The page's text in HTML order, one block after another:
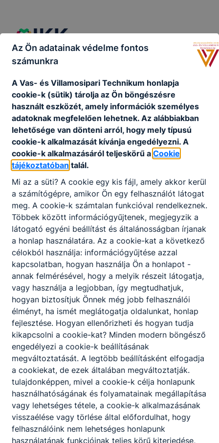
Soproni
Az Ön adatainak védelme fontos
számunkra
A Vas- és Villamosipari Technikum honlapja
cookie-k (sütik) tárolja az Ön böngészésre
használt eszközét, amely információk személyes
adatoknak megfelelően lehetnek. Az alábbiakban
lehetősége van dönteni arról, hogy mely típusú
cookie-k alkalmazását kívánja engedélyezni. A
cookie-k alkalmazásáról teljeskörű a Cookie
tájékoztatóban talál.
Mi az a süti? A cookie egy kis fájl, amely akkor kerül
a számítógépre, amikor Ön egy felhasználót látogat
meg. A cookie-k számtalan funkcióval rendelkeznek.
Többek között információgyűjtenek, megjegyzik a
látogató egyéni beállítást és általánosságban írjanak
a honlap használatára. Az a cookie-kat a következő
célokból használja: információgyűjtése azzal
kapcsolatban, hogyan használja Ön a honlapot -
annak felmérésével, hogy a melyik részeit látogatja,
vagy használja a legjobban, így megtudhatjuk,
hogyan biztosítjuk Önnek még jobb felhasználói
élményt, ha ismét meglátogatja oldalunkat, honlap
fejlesztése. Hogyan ellenőrizheti és hogyan tudja
kikapcsolni a cookie-kat? Minden modern böngésző
engedélyezi a cookie-k beállításának
megváltoztatását. A legtöbb beállításként elfogadja
a cookiekat, de ezek általában megváltoztatják.
tulajdonképpen, mivel a cookie-k célja honlapunk
használhatóságának és folyamatainak megállapítása
vagy lehetséges tétele, a cookie-k alkalmazásának
visszaélése vagy törlése által előfordulhat, hogy
felhasználóink ​​nem lehetséges honlapunk
használatának funkcióinak teljes körű kiterjedése,